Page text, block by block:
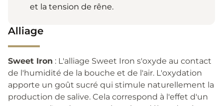
et la tension de rêne.
Alliage
Sweet Iron : L'alliage Sweet Iron s'oxyde au contact
de l'humidité de la bouche et de l'air. L'oxydation
apporte un goût sucré qui stimule naturellement la
production de salive. Cela correspond à l'effet d'un